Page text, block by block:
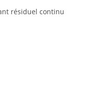
résiduel continu